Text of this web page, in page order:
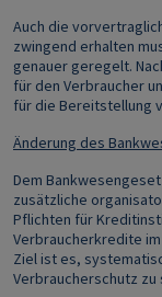
Auch die
zwingend erhalten
genauer geregelt.
für den Verbraucher
für die Bereitstellung
Änderung des
Dem
zusätzliche
Pflichten für
Verbraucherkredite
Ziel ist es,
Verbraucherschutz zu